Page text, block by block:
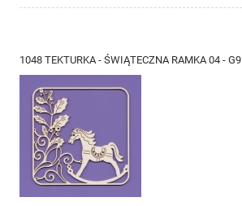
1048 TEKTURKA - ŚWIĄTECZNA RAMKA 04 - G9